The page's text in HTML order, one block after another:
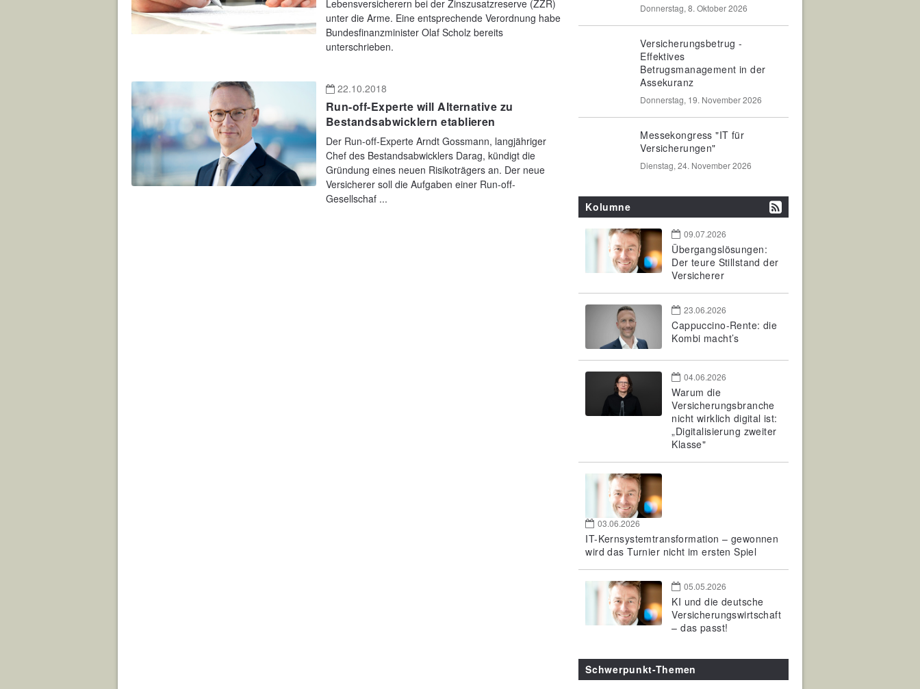
Lebensversicherern bei der Zinszusatzreserve (ZZR)
unter die Arme. Eine entsprechende Verordnung habe
Bundesfinanzminister Olaf Scholz bereits
unterschrieben.
22.10.2018
Run-off-Experte will Alternative zu
Bestandsabwicklern etablieren
Der Run-off-Experte Arndt Gossmann, langjähriger
Chef des Bestandsabwicklers Darag, kündigt die
Gründung eines neuen Risikoträgers an. Der neue
Versicherer soll die Aufgaben einer Run-off-
Gesellschaf ...
Donnerstag, 8. Oktober 2026
Versicherungsbetrug -
Effektives
Betrugsmanagement in der
Assekuranz
Donnerstag, 19. November 2026
Messekongress "IT für
Versicherungen"
Dienstag, 24. November 2026
Kolumne
09.07.2026
Übergangslösungen:
Der teure Stillstand der
Versicherer
23.06.2026
Cappuccino-Rente: die
Kombi macht’s
04.06.2026
Warum die
Versicherungsbranche
nicht wirklich digital ist:
„Digitalisierung zweiter
Klasse"
03.06.2026
IT-Kernsystemtransformation – gewonnen
wird das Turnier nicht im ersten Spiel
05.05.2026
KI und die deutsche
Versicherungswirtschaft
– das passt!
Schwerpunkt-Themen